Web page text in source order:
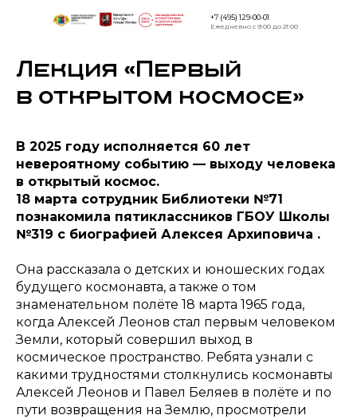
+7 (495) 129-00-01
Ежедневно с 9:00 до 21:00
Лекция «Первый
в открытом космосе»
В 2025 году исполняется 60 лет
невероятному событию — выходу человека
в открытый космос.
18 марта сотрудник Библиотеки №71
познакомила пятиклассников ГБОУ Школы
№319 с биографией Алексея Архиповича .
Она рассказала о детских и юношеских годах
будущего космонавта, а также о том
знаменательном полёте 18 марта 1965 года,
когда Алексей Леонов стал первым человеком
Земли, который совершил выход в
космическое пространство. Ребята узнали с
какими трудностями столкнулись космонавты
Алексей Леонов и Павел Беляев в полёте и по
пути возвращения на Землю, просмотрели